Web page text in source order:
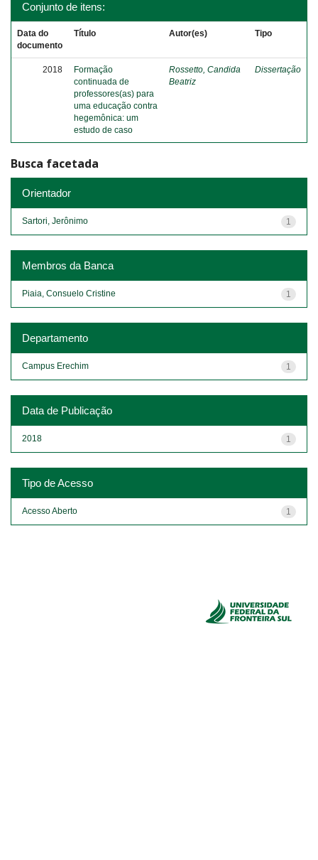
Conjunto de itens:
Data do
documento
Título Autor(es) Tipo
2018
Formação
continuada de
professores(as) para
uma educação contra
hegemônica: um
estudo de caso
Rossetto, Candida
Beatriz
Dissertação
Busca facetada
Orientador
1
Sartori, Jerônimo
Membros da Banca
1
Piaia, Consuelo Cristine
Departamento
1
Campus Erechim
Data de Publicação
1
2018
Tipo de Acesso
1
Acesso Aberto